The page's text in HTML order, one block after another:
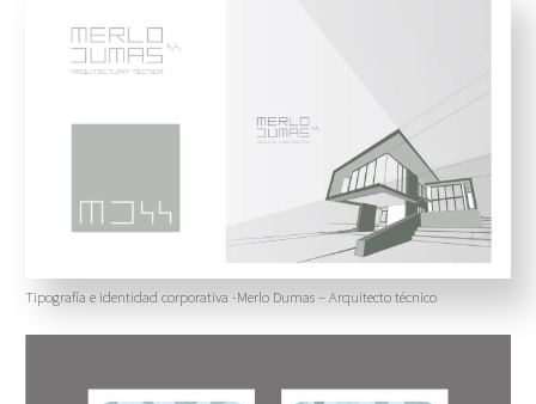
Tipografía e identidad corporativa -Merlo Dumas – Arquitecto técnico